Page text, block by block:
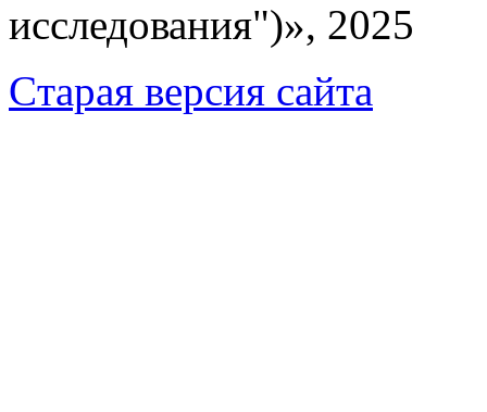
исследования")», 2025
Cтарая версия сайта